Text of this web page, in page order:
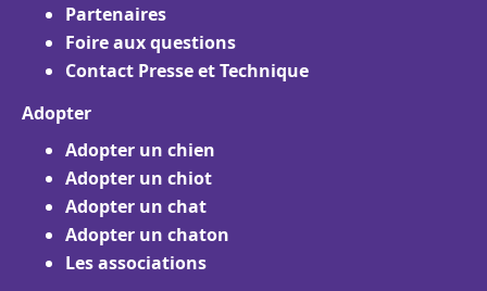
Partenaires
Foire aux questions
Contact Presse et Technique
Adopter
Adopter un chien
Adopter un chiot
Adopter un chat
Adopter un chaton
Les associations